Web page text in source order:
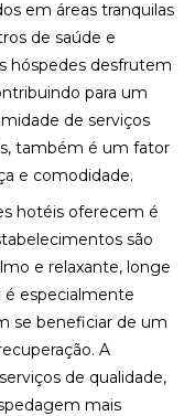
em áreas tranquilas
de saúde e
hóspedes desfrutem
para um
de serviços
também é um fator
e comodidade.
hotéis oferecem é
são
e relaxante, longe
é especialmente
se beneficiar de um
A
de qualidade,
mais